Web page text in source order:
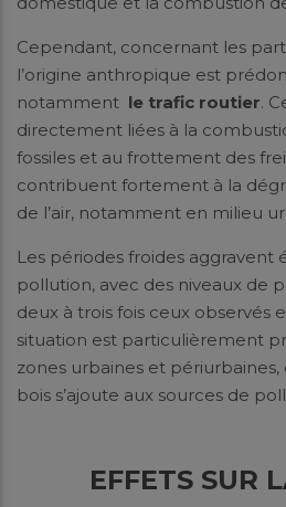
Cependant, concernant les
l’origine anthropique est
notamment le trafic routier.
directement liées à la
fossiles et au frottement des
contribuent fortement à la
de l’air, notamment en milieu
Les périodes froides aggravent
pollution, avec des niveaux de
deux à trois fois ceux observés
situation est particulièrement
zones urbaines et
bois s’ajoute aux sources de
EFFETS SUR